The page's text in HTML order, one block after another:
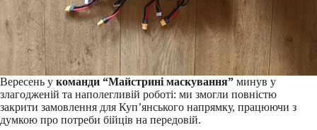
Вересень у команди “Майстрині маскування” минув у
злагодженій та наполегливій роботі: ми змогли повністю
закрити замовлення для Куп’янського напрямку, працюючи з
думкою про потреби бійців на передовій.